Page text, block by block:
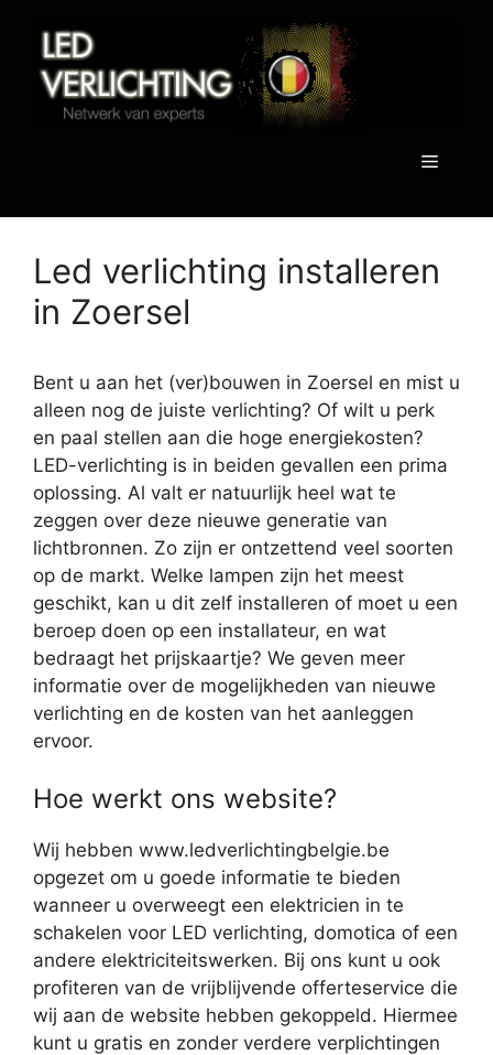
inhoud
Menu
Led verlichting installeren
in Zoersel
Bent u aan het (ver)bouwen in Zoersel en mist u
alleen nog de juiste verlichting? Of wilt u perk
en paal stellen aan die hoge energiekosten?
LED-verlichting is in beiden gevallen een prima
oplossing. Al valt er natuurlijk heel wat te
zeggen over deze nieuwe generatie van
lichtbronnen. Zo zijn er ontzettend veel soorten
op de markt. Welke lampen zijn het meest
geschikt, kan u dit zelf installeren of moet u een
beroep doen op een installateur, en wat
bedraagt het prijskaartje? We geven meer
informatie over de mogelijkheden van nieuwe
verlichting en de kosten van het aanleggen
ervoor.
Hoe werkt ons website?
Wij hebben www.ledverlichtingbelgie.be
opgezet om u goede informatie te bieden
wanneer u overweegt een elektricien in te
schakelen voor LED verlichting, domotica of een
andere elektriciteitswerken. Bij ons kunt u ook
profiteren van de vrijblijvende offerteservice die
wij aan de website hebben gekoppeld. Hiermee
kunt u gratis en zonder verdere verplichtingen